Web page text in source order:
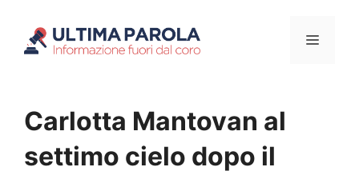
Menu
Carlotta Mantovan al
settimo cielo dopo il